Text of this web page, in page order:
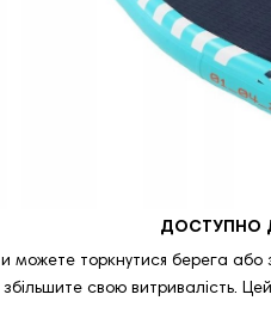
ДОСТУПНО
можете торкнутися берега
свою витривалість.